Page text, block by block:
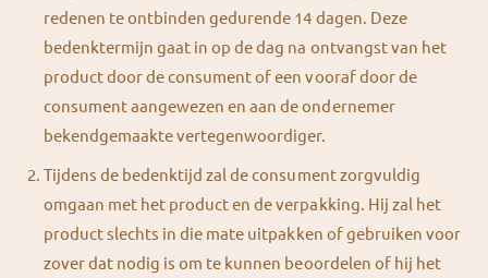
redenen te ontbinden gedurende 14 dagen. Deze
bedenktermijn gaat in op de dag na ontvangst van het
product door de consument of een vooraf door de
consument aangewezen en aan de ondernemer
bekendgemaakte vertegenwoordiger.
Tijdens de bedenktijd zal de consument zorgvuldig
omgaan met het product en de verpakking. Hij zal het
product slechts in die mate uitpakken of gebruiken voor
zover dat nodig is om te kunnen beoordelen of hij het